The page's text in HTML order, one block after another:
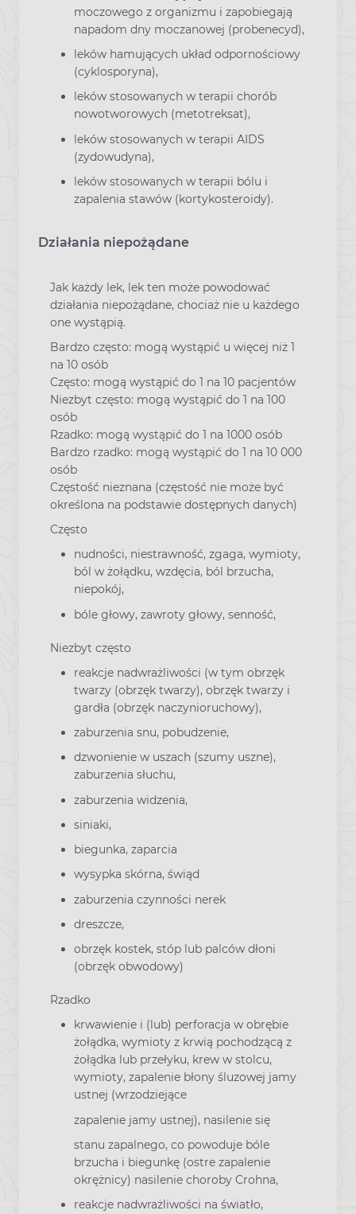
moczowego z organizmu i zapobiegają
napadom dny moczanowej (probenecyd),
leków hamujących układ odpornościowy
(cyklosporyna),
leków stosowanych w terapii chorób
nowotworowych (metotreksat),
leków stosowanych w terapii AIDS
(zydowudyna),
leków stosowanych w terapii bólu i
zapalenia stawów (kortykosteroidy).
Działania niepożądane
Jak każdy lek, lek ten może powodować
działania niepożądane, chociaż nie u każdego
one wystąpią.
Bardzo często: mogą wystąpić u więcej niż 1
na 10 osób
Często: mogą wystąpić do 1 na 10 pacjentów
Niezbyt często: mogą wystąpić do 1 na 100
osób
Rzadko: mogą wystąpić do 1 na 1000 osób
Bardzo rzadko: mogą wystąpić do 1 na 10 000
osób
Częstość nieznana (częstość nie może być
określona na podstawie dostępnych danych)
Często
nudności, niestrawność, zgaga, wymioty,
ból w żołądku, wzdęcia, ból brzucha,
niepokój,
bóle głowy, zawroty głowy, senność,
Niezbyt często
reakcje nadwrażliwości (w tym obrzęk
twarzy (obrzęk twarzy), obrzęk twarzy i
gardła (obrzęk naczynioruchowy),
zaburzenia snu, pobudzenie,
dzwonienie w uszach (szumy uszne),
zaburzenia słuchu,
zaburzenia widzenia,
siniaki,
biegunka, zaparcia
wysypka skórna, świąd
zaburzenia czynności nerek
dreszcze,
obrzęk kostek, stóp lub palców dłoni
(obrzęk obwodowy)
Rzadko
krwawienie i (lub) perforacja w obrębie
żołądka, wymioty z krwią pochodzącą z
żołądka lub przełyku, krew w stolcu,
wymioty, zapalenie błony śluzowej jamy
ustnej (wrzodziejące
zapalenie jamy ustnej), nasilenie się
stanu zapalnego, co powoduje bóle
brzucha i biegunkę (ostre zapalenie
okrężnicy) nasilenie choroby Crohna,
reakcje nadwrażliwości na światło,